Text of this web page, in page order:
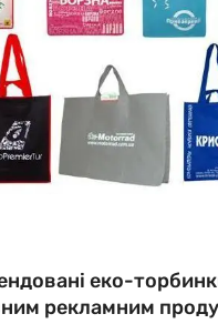
еко-
рекламним